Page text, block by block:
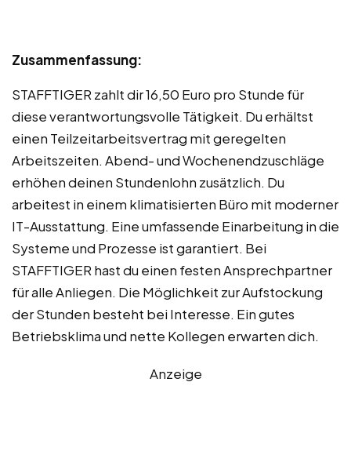
Zusammenfassung:
STAFFTIGER zahlt dir 16,50 Euro pro Stunde für
diese verantwortungsvolle Tätigkeit. Du erhältst
einen Teilzeitarbeitsvertrag mit geregelten
Arbeitszeiten. Abend- und Wochenendzuschläge
erhöhen deinen Stundenlohn zusätzlich. Du
arbeitest in einem klimatisierten Büro mit moderner
IT-Ausstattung. Eine umfassende Einarbeitung in die
Systeme und Prozesse ist garantiert. Bei
STAFFTIGER hast du einen festen Ansprechpartner
für alle Anliegen. Die Möglichkeit zur Aufstockung
der Stunden besteht bei Interesse. Ein gutes
Betriebsklima und nette Kollegen erwarten dich.
Anzeige